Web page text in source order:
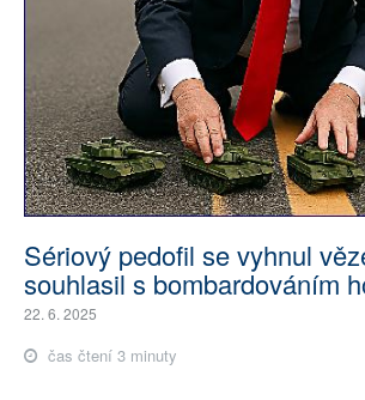
Sériový pedofil se vyhnul
souhlasil s bombardováním
22. 6. 2025
čas čtení 3 minuty